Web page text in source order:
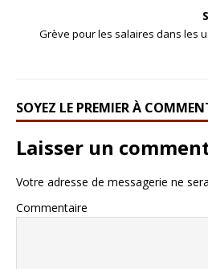
Grève pour les salaires dans les
SOYEZ LE PREMIER À
Laisser un
Votre adresse de messagerie ne
Commentaire